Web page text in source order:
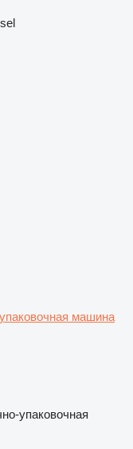
машина
упаковочная